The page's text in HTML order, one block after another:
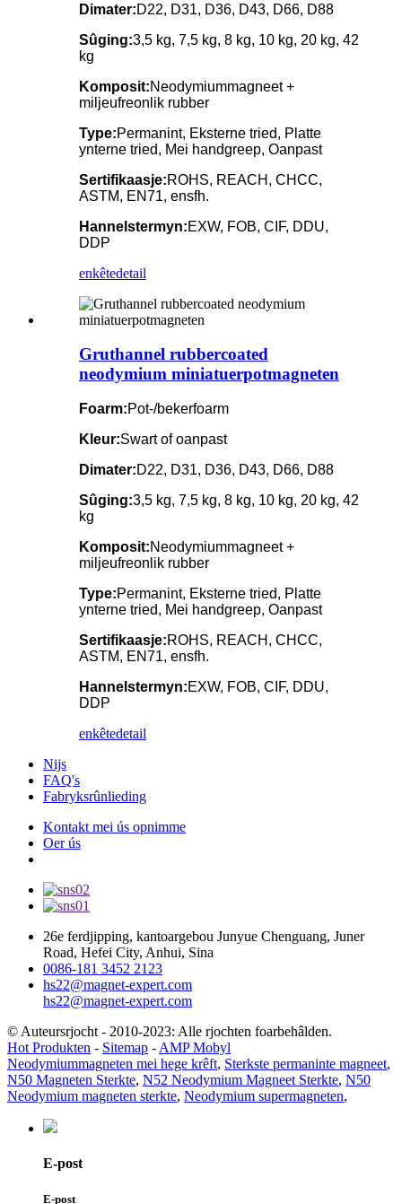
Dimater:D22, D31, D36, D43, D66, D88
Sûging:3,5 kg, 7,5 kg, 8 kg, 10 kg, 20 kg, 42
kg
Komposit:Neodymiummagneet +
miljeufreonlik rubber
Type:Permanint, Eksterne tried, Platte
ynterne tried, Mei handgreep, Oanpast
Sertifikaasje:ROHS, REACH, CHCC,
ASTM, EN71, ensfh.
Hannelstermyn:EXW, FOB, CIF, DDU,
DDP
enkêtedetail
Gruthannel rubbercoated
neodymium miniatuerpotmagneten
Foarm:Pot-/bekerfoarm
Kleur:Swart of oanpast
Dimater:D22, D31, D36, D43, D66, D88
Sûging:3,5 kg, 7,5 kg, 8 kg, 10 kg, 20 kg, 42
kg
Komposit:Neodymiummagneet +
miljeufreonlik rubber
Type:Permanint, Eksterne tried, Platte
ynterne tried, Mei handgreep, Oanpast
Sertifikaasje:ROHS, REACH, CHCC,
ASTM, EN71, ensfh.
Hannelstermyn:EXW, FOB, CIF, DDU,
DDP
enkêtedetail
Nijs
FAQ's
Fabryksrûnlieding
Kontakt mei ús opnimme
Oer ús
26e ferdjipping, kantoargebou Junyue Chenguang, Juner
Road, Hefei City, Anhui, Sina
0086-181 3452 2123
hs22@magnet-expert.com
hs22@magnet-expert.com
© Auteursrjocht - 2010-2023: Alle rjochten foarbehâlden.
Hot Produkten - Sitemap - AMP Mobyl
Neodymiummagneten mei hege krêft, Sterkste permaninte magneet,
N50 Magneten Sterkte, N52 Neodymium Magneet Sterkte, N50
Neodymium magneten sterkte, Neodymium supermagneten,
E-post
E-post